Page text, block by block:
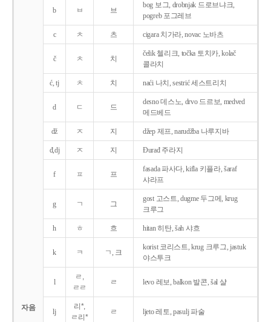
자음
b ㅂ 브
bog 보그, drobnjak 드로브냐크,
pogreb 포그레브
c ㅊ 츠 cigara 치가라, novac 노바츠
č ㅊ 치
čelik 첼리크, točka 토치카, kolač
콜라치
ć, tj ㅊ 치 naći 나치, sestrić 세스트리치
d ㄷ 드
desno 데스노, drvo 드르보, medved
메드베드
dž ㅈ 지 džep 제프, narudžba 나루지바
đ,dj ㅈ 지 Ðurađ 주라지
f ㅍ 프
fasada 파사다, kifla 키플라, šaraf
샤라프
g ㄱ 그
gost 고스트, dugme 두그메, krug
크루그
h ㅎ 흐 hitan 히탄, šah 샤흐
k ㅋ ㄱ, 크
korist 코리스트, krug 크루그, jastuk
야스투크
l
ㄹ,
ㄹㄹ
ㄹ levo 레보, balkon 발콘, šal 샬
lj
리*,
ㄹ리*
ㄹ ljeto 레토, pasulj 파술